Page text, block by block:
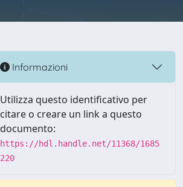
Informazioni
Utilizza questo identificativo per
citare o creare un link a questo
documento:
https://hdl.handle.net/11368/1685
220